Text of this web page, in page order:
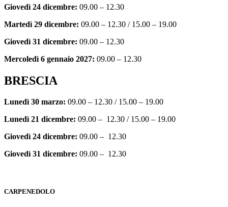
Giovedì 24 dicembre: 09.00 – 12.30
Martedì 29 dicembre: 09.00 – 12.30 / 15.00 – 19.00
Giovedì 31 dicembre: 09.00 – 12.30
Mercoledì 6 gennaio 2027: 09.00 – 12.30
BRESCIA
Lunedì 30 marzo: 09.00 – 12.30 / 15.00 – 19.00
Lunedì 21 dicembre: 09.00 – 12.30 / 15.00 – 19.00
Giovedì 24 dicembre: 09.00 – 12.30
Giovedì 31 dicembre: 09.00 – 12.30
CARPENEDOLO